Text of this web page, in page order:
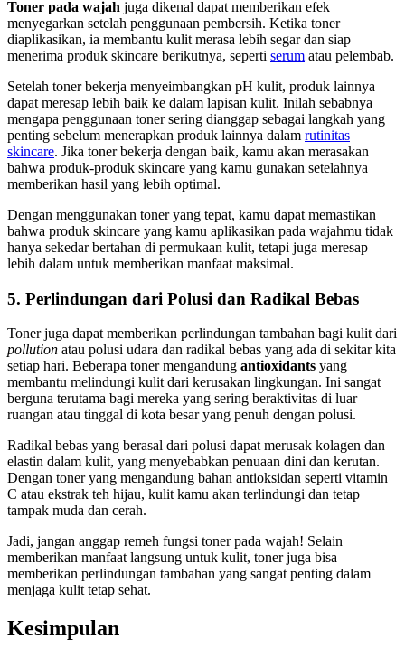
Toner pada wajah juga dikenal dapat memberikan efek
menyegarkan setelah penggunaan pembersih. Ketika toner
diaplikasikan, ia membantu kulit merasa lebih segar dan siap
menerima produk skincare berikutnya, seperti serum atau pelembab.
Setelah toner bekerja menyeimbangkan pH kulit, produk lainnya
dapat meresap lebih baik ke dalam lapisan kulit. Inilah sebabnya
mengapa penggunaan toner sering dianggap sebagai langkah yang
penting sebelum menerapkan produk lainnya dalam rutinitas
skincare. Jika toner bekerja dengan baik, kamu akan merasakan
bahwa produk-produk skincare yang kamu gunakan setelahnya
memberikan hasil yang lebih optimal.
Dengan menggunakan toner yang tepat, kamu dapat memastikan
bahwa produk skincare yang kamu aplikasikan pada wajahmu tidak
hanya sekedar bertahan di permukaan kulit, tetapi juga meresap
lebih dalam untuk memberikan manfaat maksimal.
5. Perlindungan dari Polusi dan Radikal Bebas
Toner juga dapat memberikan perlindungan tambahan bagi kulit dari
pollution atau polusi udara dan radikal bebas yang ada di sekitar kita
setiap hari. Beberapa toner mengandung antioxidants yang
membantu melindungi kulit dari kerusakan lingkungan. Ini sangat
berguna terutama bagi mereka yang sering beraktivitas di luar
ruangan atau tinggal di kota besar yang penuh dengan polusi.
Radikal bebas yang berasal dari polusi dapat merusak kolagen dan
elastin dalam kulit, yang menyebabkan penuaan dini dan kerutan.
Dengan toner yang mengandung bahan antioksidan seperti vitamin
C atau ekstrak teh hijau, kulit kamu akan terlindungi dan tetap
tampak muda dan cerah.
Jadi, jangan anggap remeh fungsi toner pada wajah! Selain
memberikan manfaat langsung untuk kulit, toner juga bisa
memberikan perlindungan tambahan yang sangat penting dalam
menjaga kulit tetap sehat.
Kesimpulan